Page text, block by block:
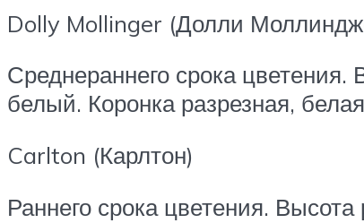
Dolly Mollinger (Долли
Среднераннего срока
белый. Коронка разрезная,
Carlton (Карлтон)
Раннего срока цветения.